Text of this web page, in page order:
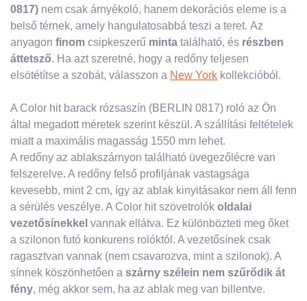
0817) nem csak árnyékoló, hanem dekorációs eleme is a
belső térnek, amely hangulatosabbá teszi a teret. Az
anyagon finom csipkeszerű minta található, és részben
áttetsző. Ha azt szeretné, hogy a redőny teljesen
elsötétítse a szobát, válasszon a New York kollekcióból.
A Color hit barack rózsaszín (BERLIN 0817) roló az Ön
által megadott méretek szerint készül. A szállítási feltételek
miatt a maximális magasság 1550 mm lehet.
A redőny az ablakszárnyon található üvegezőlécre van
felszerelve. A redőny felső profiljának vastagsága
kevesebb, mint 2 cm, így az ablak kinyitásakor nem áll fenn
a sérülés veszélye. A Color hit szövetrolók oldalai
vezetősínekkel vannak ellátva. Ez különbözteti meg őket
a szilonon futó konkurens rolóktól. A vezetősínek csak
ragasztvan vannak (nem csavarozva, mint a szilonok). A
sínnek köszönhetően a szárny szélein nem szűrődik át
fény, még akkor sem, ha az ablak meg van billentve.